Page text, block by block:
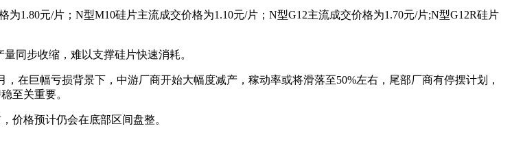
1.80元/片；N型M10硅片主流成交价格为1.10元/片；N型G12主流成交价格为1.70元/片;N型G12R硅片
同步收缩，难以支撑硅片快速消耗。
在巨幅亏损背景下，中游厂商开始大幅度减产，稼动率或将滑落至50%左右，尾部厂商有停摆计划，
至关重要。
价格预计仍会在底部区间盘整。